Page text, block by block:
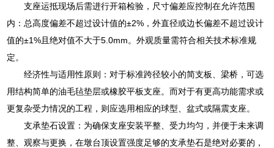
支座运抵现场后需进行开箱检验，尺寸偏差应控制在允许范围
内：总高度偏差不超过设计值的±2%，外直径或边长偏差不超过设计
值的±1%且绝对值不大于5.0mm。外观质量需符合相关技术标准规
定。
经济性与适用性原则：对于标准跨径较小的简支板、梁桥，可选
用结构简单的油毛毡垫层或橡胶平板支座。而对于有更高功能需求或
更复杂受力情况的工程，则应选用相应的球型、盆式或隔震支座。
支承垫石设置：为确保支座安装平整、受力均匀，并便于未来调
整、观察与更换，在墩台顶设置强度足够的支承垫石是绝对必要的，